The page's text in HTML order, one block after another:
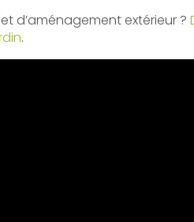
d’aménagement extérieur ?
.